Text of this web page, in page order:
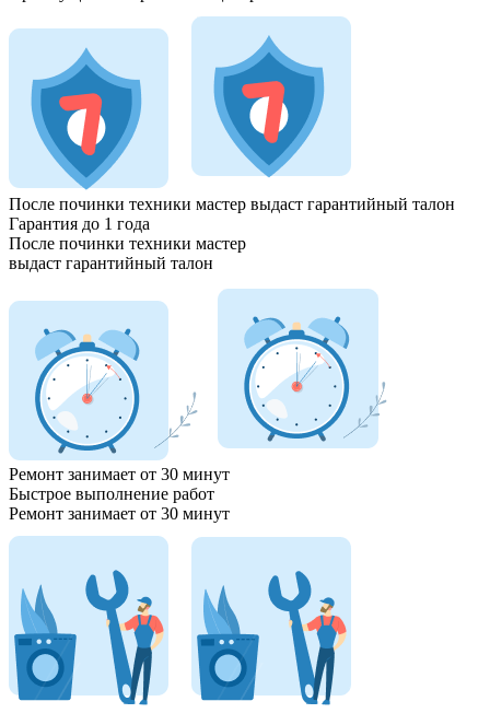
После починки техники мастер выдаст гарантийный талон
Гарантия до 1 года
После починки техники мастер
выдаст гарантийный талон
Ремонт занимает от 30 минут
Быстрое выполнение работ
Ремонт занимает от 30 минут